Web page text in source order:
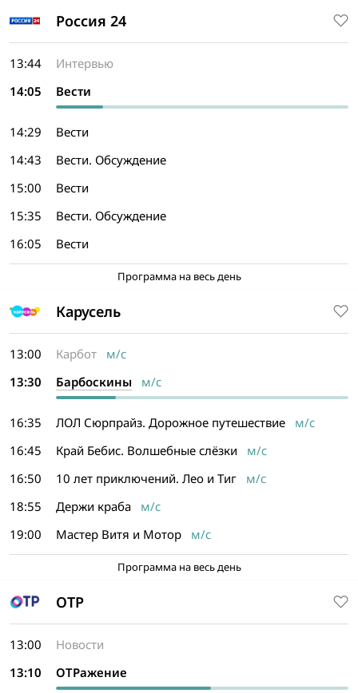
Россия 24
13:44
Интервью
14:05
Вести
14:29
Вести
14:43
Вести. Обсуждение
15:00
Вести
15:35
Вести. Обсуждение
16:05
Вести
Программа на весь день
Карусель
13:00 Карбот м/с
13:30
Барбоскины м/с
16:35 ЛОЛ Сюрпрайз. Дорожное путешествие м/с
16:45
Край Бебис. Волшебные слёзки м/с
16:50
10 лет приключений. Лео и Тиг м/с
18:55
Держи краба м/с
19:00
Мастер Витя и Мотор м/с
Программа на весь день
ОТР
13:00
Новости
13:10
ОТРажение